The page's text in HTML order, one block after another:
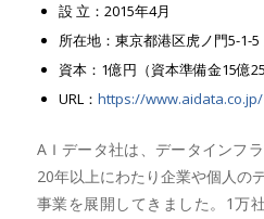
設 立：2015年4月
所在地：東京都港区虎ノ門5-1-
資本：1億円（資本準備金15億
URL： https://www.aidata.co.jp/
AＩデータ社は、データインフ
20年以上にわたり企業や個人の
事業を展開してきました。1万